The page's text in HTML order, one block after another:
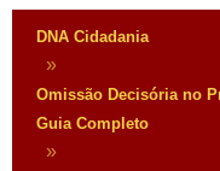
DNA Cidadania
»
Omissão Decisória no
Guia Completo
»